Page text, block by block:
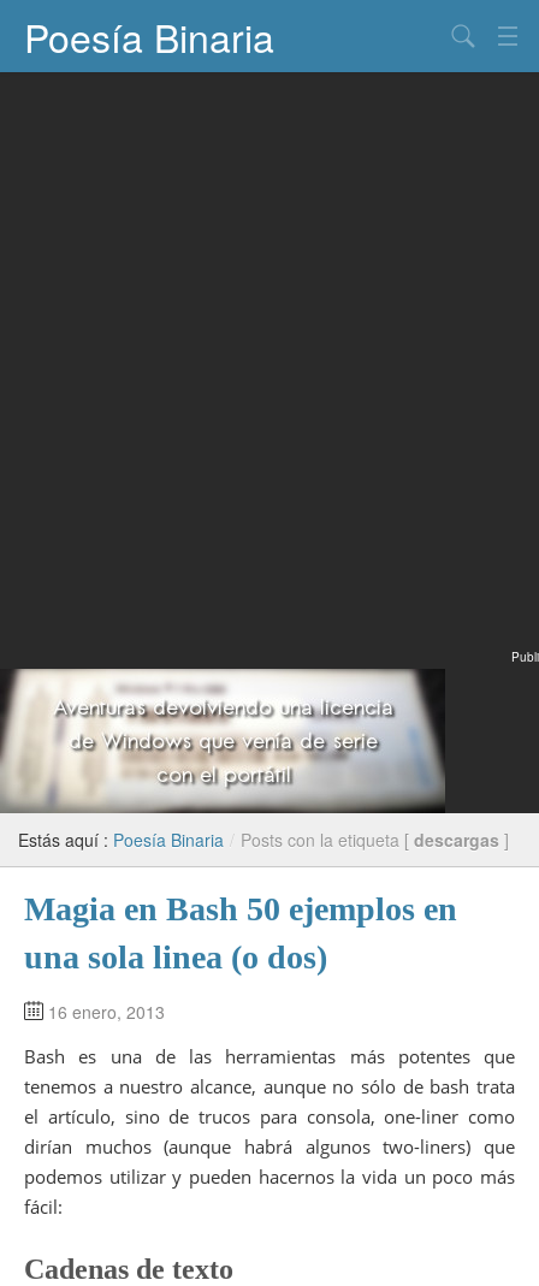
Poesía Binaria
Publi
Estás aquí : Poesía Binaria / Posts con la etiqueta [ descargas ]
Magia en Bash 50 ejemplos en
una sola linea (o dos)
16 enero, 2013
Bash es una de las herramientas más potentes que
tenemos a nuestro alcance, aunque no sólo de bash trata
el artículo, sino de trucos para consola, one-liner como
dirían muchos (aunque habrá algunos two-liners) que
podemos utilizar y pueden hacernos la vida un poco más
fácil:
Cadenas de texto